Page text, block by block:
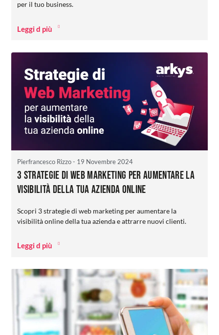
per il tuo business.
Leggi d più
Pierfrancesco Rizzo- 19 Novembre 2024
3 strategie di web marketing per aumentare la
visibilità della tua azienda online
Scopri 3 strategie di web marketing per aumentare la
visibilità online della tua azienda e attrarre nuovi clienti.
Leggi d più